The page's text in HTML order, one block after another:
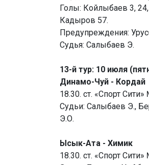
Голы: Койлыбаев 3,
Кадыров 57.
Предупреждения:
Судья: Салыбаев Э.
13-й тур: 10 июля
Динамо-Чуй - Кордай
18.30. ст. «Спорт Сити»
Судьи: Салыбаев Э.,
Э.О.
Ысык-Ата - Химик
18.30. ст. «Спорт